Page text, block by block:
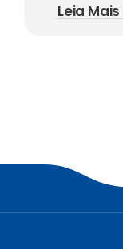
Leia Mais